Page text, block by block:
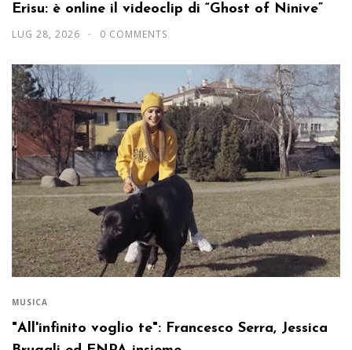
Erisu: è online il videoclip di “Ghost of Ninive”
LUG 28, 2026 0 COMMENTS
MUSICA
"All'infinito voglio te": Francesco Serra, Jessica